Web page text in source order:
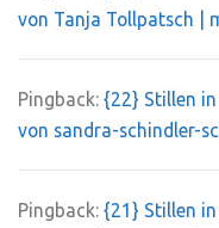
von Tanja Tollpatsch |
Pingback: {22} Stillen
von sandra-schindler-
Pingback: {21} Stillen